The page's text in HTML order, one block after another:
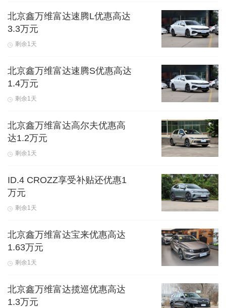
北京鑫万维富达速腾L优惠高达
3.3万元
剩余1天
北京鑫万维富达速腾S优惠高达
1.4万元
剩余1天
北京鑫万维富达高尔夫优惠高
达1.2万元
剩余1天
ID.4 CROZZ享受补贴还优惠1
万元
剩余1天
北京鑫万维富达宝来优惠高达
1.63万元
剩余1天
北京鑫万维富达揽巡优惠高达
1.3万元